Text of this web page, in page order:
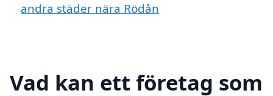
andra städer nära Rödån
Vad kan ett företag som